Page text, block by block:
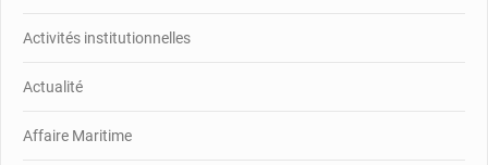
Activités institutionnelles
Actualité
Affaire Maritime